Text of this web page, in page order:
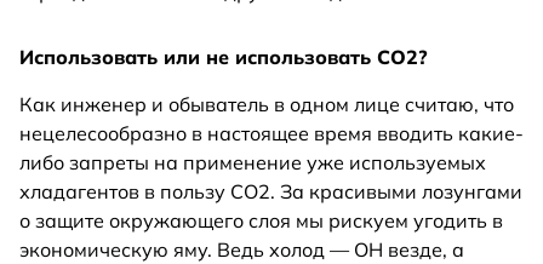
Использовать или не использовать СО2?
Как инженер и обыватель в одном лице считаю, что
нецелесообразно в настоящее время вводить какие-
либо запреты на применение уже используемых
хладагентов в пользу СО2. За красивыми лозунгами
о защите окружающего слоя мы рискуем угодить в
экономическую яму. Ведь холод — ОН везде, а